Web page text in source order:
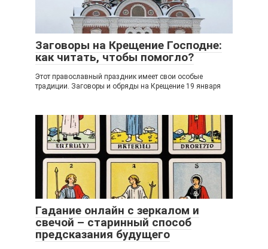
Заговоры на Крещение Господне:
как читать, чтобы помогло?
Этот православный праздник имеет свои особые
традиции. Заговоры и обряды на Крещение 19 января
Гадание онлайн с зеркалом и
свечой – старинный способ
предсказания будущего